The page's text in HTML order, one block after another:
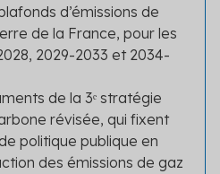
d’émissions de
de la France, pour les
2029-2033 et 2034-
de la 3ᵉ stratégie
révisée, qui fixent
politique publique en
des émissions de gaz